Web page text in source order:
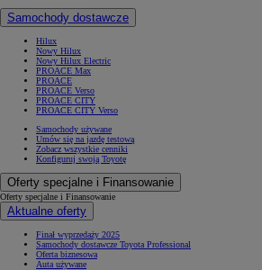
Samochody dostawcze
Hilux
Nowy Hilux
Nowy Hilux Electric
PROACE Max
PROACE
PROACE Verso
PROACE CITY
PROACE CITY Verso
Samochody używane
Umów się na jazdę testową
Zobacz wszystkie cenniki
Konfiguruj swoją Toyotę
Oferty specjalne i Finansowanie
Oferty specjalne i Finansowanie
Aktualne oferty
Finał wyprzedaży 2025
Samochody dostawcze Toyota Professional
Oferta biznesowa
Auta używane